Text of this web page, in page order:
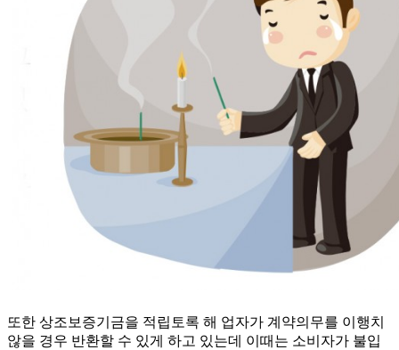
또한 상조보증기금을 적립토록 해 업자가 계약의무를 이행치
않을 경우 반환할 수 있게 하고 있는데 이때는 소비자가 불입